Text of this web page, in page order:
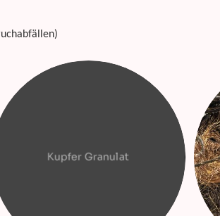
Kupfer Granulat